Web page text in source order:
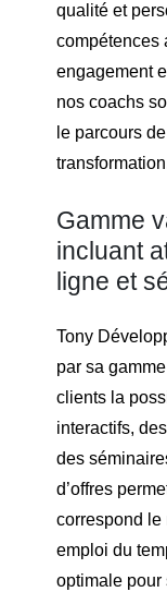
qualité et
compétences
engagement
nos coachs
le parcours
Gamme
incluant
ligne et
Tony
par sa
clients la
interactifs,
des
d’offres
correspond le
emploi du
optimale pour